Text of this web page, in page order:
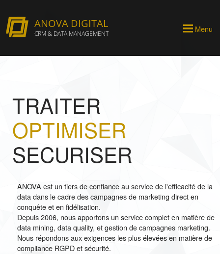
Menu
ANOVA DIGITAL
CRM & DATA MANAGEMENT
TRAITER
OPTIMISER
SECURISER
ANOVA est un tiers de confiance au service de l'efficacité de la
data dans le cadre des campagnes de marketing direct en
conquête et en fidélisation.
Depuis 2006, nous apportons un service complet en matière de
data mining, data quality, et gestion de campagnes marketing.
Nous répondons aux exigences les plus élevées en matière de
compliance RGPD et sécurité.